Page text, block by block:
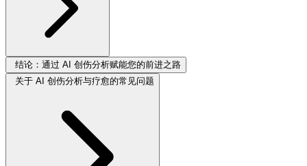
结论：通过 AI 创伤分析赋能您的前进之路
关于 AI 创伤分析与疗愈的常见问题